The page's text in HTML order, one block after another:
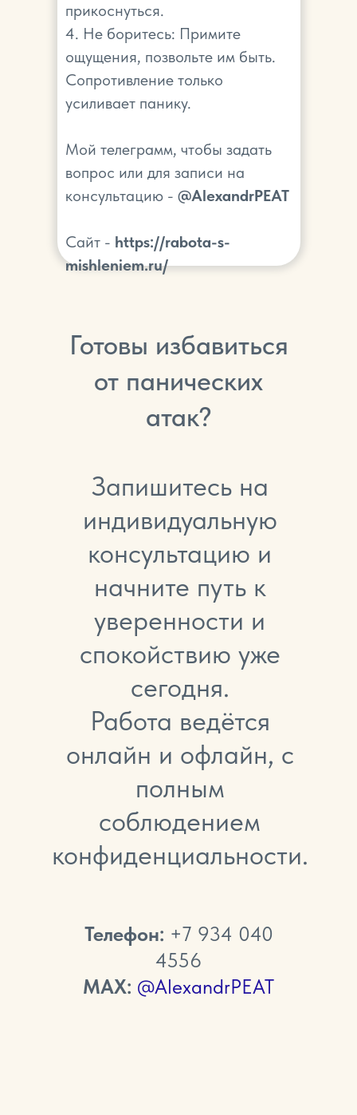
прикоснуться.
4. Не боритесь: Примите
ощущения, позвольте им быть.
Сопротивление только
усиливает панику.
Мой телеграмм, чтобы задать
вопрос или для записи на
консультацию - @AlexandrPEAT
Сайт - https://rabota-s-
mishleniem.ru/
Запишитесь на
индивидуальную
консультацию и
начните путь к
уверенности и
спокойствию уже
сегодня.
Работа ведётся
онлайн и офлайн, с
полным
соблюдением
конфиденциальности.
Готовы избавиться
от панических
атак?
Телефон: +7 934 040
4556
МАХ: @AlexandrPEAT